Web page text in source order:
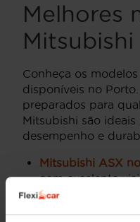
Melhores
Conheça os
disponíveis no
preparados para
Mitsubishi são
desempenho e
Mitsubishi ASX
com excelente
confortável.
Mitsubishi